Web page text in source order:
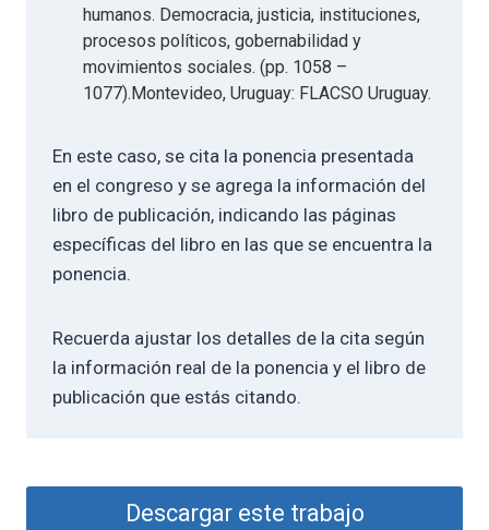
humanos. Democracia, justicia, instituciones,
procesos políticos, gobernabilidad y
movimientos sociales. (pp. 1058 –
1077).Montevideo, Uruguay: FLACSO Uruguay.
En este caso, se cita la ponencia presentada
en el congreso y se agrega la información del
libro de publicación, indicando las páginas
específicas del libro en las que se encuentra la
ponencia.
Recuerda ajustar los detalles de la cita según
la información real de la ponencia y el libro de
publicación que estás citando.
Descargar este trabajo